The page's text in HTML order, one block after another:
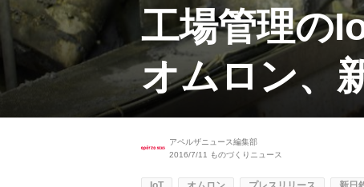
工場管理の
オムロン、
アペルザニュース編集部
2016/7/11
ものづくりニュース